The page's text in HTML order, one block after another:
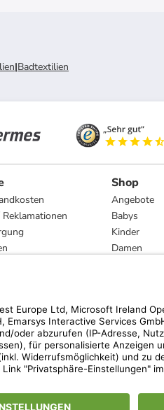
|Badtextilien
Shop
Angebote
Babys
Kinder
Damen
Marken
Preisempfehlung des Herstellers.
unserer Freunde-werben-Freunde-